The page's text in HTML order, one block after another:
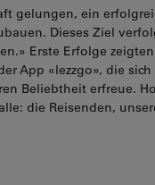
gelungen, ein
Dieses Ziel
Erste Erfolge
App «lezzgo», die
Beliebtheit erfreue.
die Reisenden,